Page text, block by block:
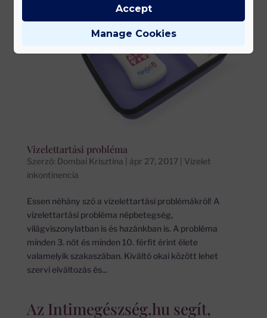
Vizelettartási probléma
Szerző: Dombai Krisztina ápr 27, 2017| Vizelet
inkontinencia
Essen néhány szó a vizelettartási problémákról! A
vizelettartási probléma népbetegség,
világviszonylatban is és hazánkban is. A probléma
minden 3. nőt és minden 10. férfit érint élete
valamelyik szakaszában. Kiváltó okai között lehet
szervi elváltozás és...
Az Intimegészség.hu segít,
Manage Cookies
Accept